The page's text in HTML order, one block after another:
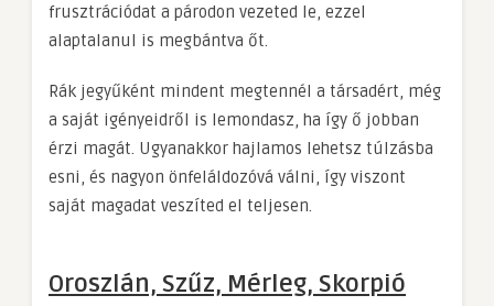
frusztrációdat a párodon vezeted le, ezzel
alaptalanul is megbántva őt.
Rák jegyűként mindent megtennél a társadért, még
a saját igényeidről is lemondasz, ha így ő jobban
érzi magát. Ugyanakkor hajlamos lehetsz túlzásba
esni, és nagyon önfeláldozóvá válni, így viszont
saját magadat veszíted el teljesen.
Oroszlán, Szűz, Mérleg, Skorpió